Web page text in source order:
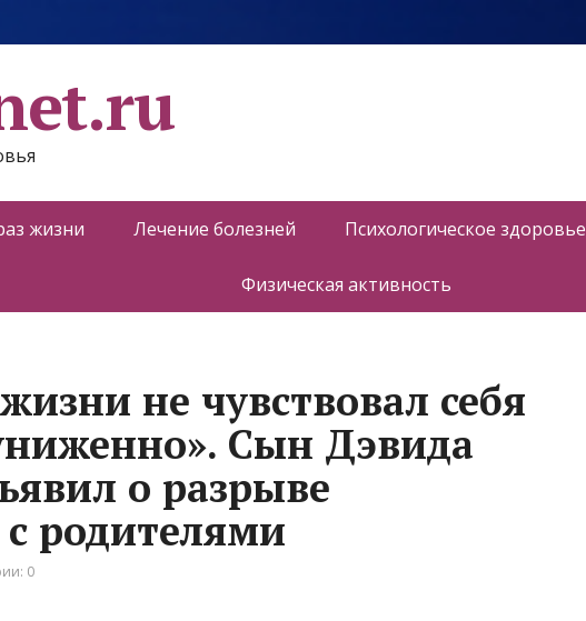
жизни Лечение болезней Психологическое здоровье
Физическая активность
не чувствовал себя
Сын Дэвида
о разрыве
родителями
0